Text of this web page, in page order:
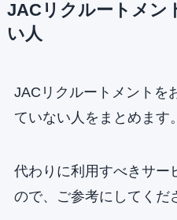
JACリクルートメン
い人
JACリクルートメントを
ていない人をまとめます。
代わりに利用すべきサー
ので、ご参考にしてくだ